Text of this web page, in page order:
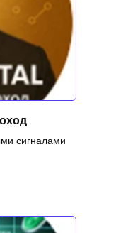
сигналами